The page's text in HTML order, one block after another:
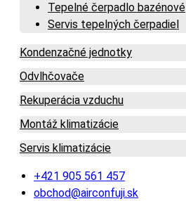
Tepelné čerpadlo bazénové
Servis tepelných čerpadiel
Kondenzačné jednotky
Odvlhčovače
Rekuperácia vzduchu
Montáž klimatizácie
Servis klimatizácie
+421 905 561 457
obchod@airconfuji.sk